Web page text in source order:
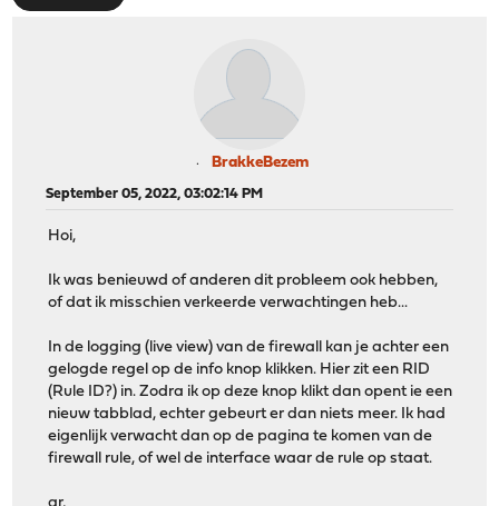
BrakkeBezem
September 05, 2022, 03:02:14 PM
Hoi,
Ik was benieuwd of anderen dit probleem ook hebben,
of dat ik misschien verkeerde verwachtingen heb...
In de logging (live view) van de firewall kan je achter een
gelogde regel op de info knop klikken. Hier zit een RID
(Rule ID?) in. Zodra ik op deze knop klikt dan opent ie een
nieuw tabblad, echter gebeurt er dan niets meer. Ik had
eigenlijk verwacht dan op de pagina te komen van de
firewall rule, of wel de interface waar de rule op staat.